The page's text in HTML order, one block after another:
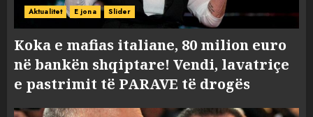
Aktualitet E jona Slider
Koka e mafias italiane, 80 milion euro
në bankën shqiptare! Vendi, lavatriçe
e pastrimit të PARAVE të drogës